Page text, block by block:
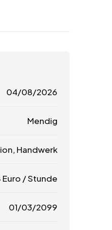
04/08/2026
Mendig
Handwerk
Euro / Stunde
01/03/2099